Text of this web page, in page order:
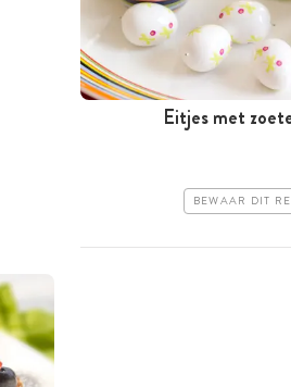
Eitjes met
BEWAAR DIT